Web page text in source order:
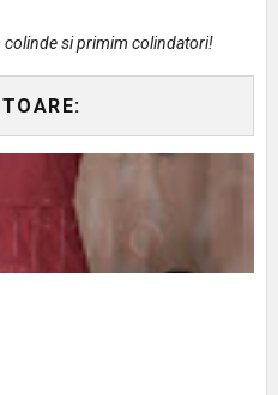
colinde si primim colindatori!